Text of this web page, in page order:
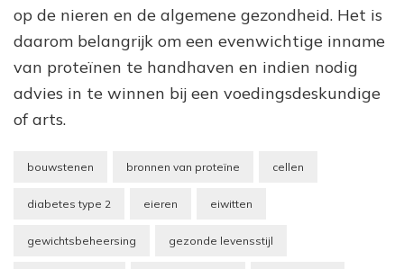
op de nieren en de algemene gezondheid. Het is
daarom belangrijk om een evenwichtige inname
van proteïnen te handhaven en indien nodig
advies in te winnen bij een voedingsdeskundige
of arts.
bouwstenen bronnen van proteïne cellen
diabetes type 2 eieren eiwitten
gewichtsbeheersing gezonde levensstijl